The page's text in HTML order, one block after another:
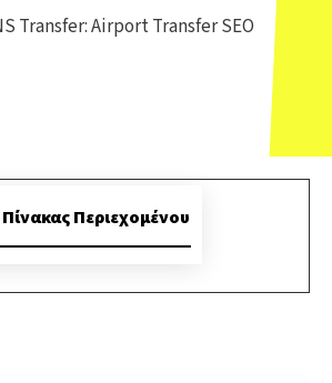
Transfer: Airport Transfer SEO
Πίνακας Περιεχομένου